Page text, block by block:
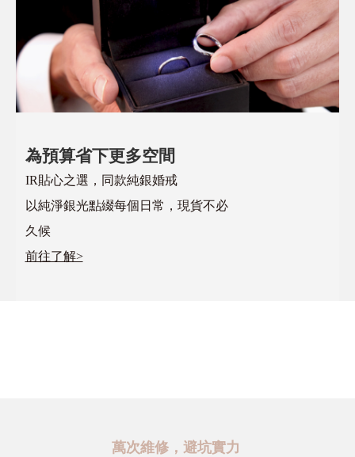
為預算省下更多空間
IR貼心之選，同款純銀婚戒
以純淨銀光點綴每個日常，現貨不必
久候
前往了解>
萬次維修，避坑實力